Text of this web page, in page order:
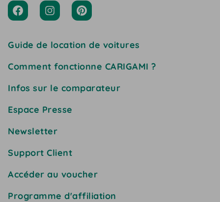
Guide de location de voitures
Comment fonctionne CARIGAMI ?
Infos sur le comparateur
Espace Presse
Newsletter
Support Client
Accéder au voucher
Programme d'affiliation